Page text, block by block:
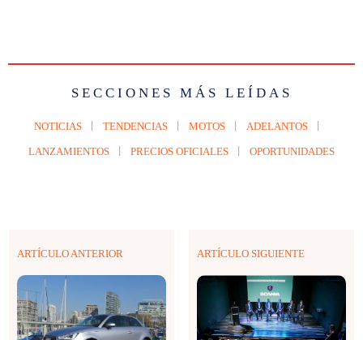
SECCIONES MÁS LEÍDAS
NOTICIAS TENDENCIAS MOTOS ADELANTOS
LANZAMIENTOS PRECIOS OFICIALES OPORTUNIDADES
ARTÍCULO ANTERIOR ARTÍCULO SIGUIENTE